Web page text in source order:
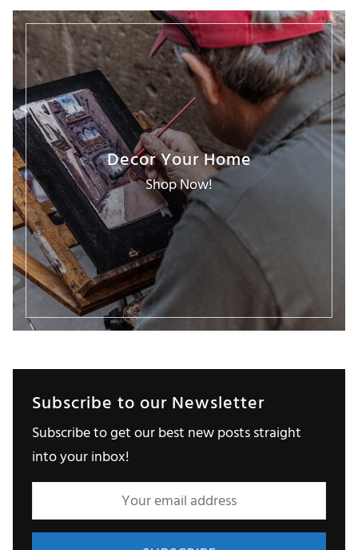
Decor Your Home
Shop Now!
Subscribe to our Newsletter
Subscribe to get our best new posts straight
into your inbox!